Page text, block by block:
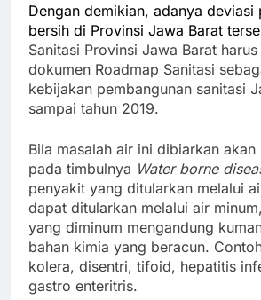
Dengan demikian, adanya deviasi
bersih di Provinsi Jawa Barat
Sanitasi Provinsi Jawa Barat
dokumen Roadmap Sanitasi
kebijakan pembangunan sanitasi
sampai tahun 2019.
Bila masalah air ini dibiarkan
pada timbulnya Water borne
penyakit yang ditularkan melalui
dapat ditularkan melalui air
yang diminum mengandung
bahan kimia yang beracun.
kolera, disentri, tifoid, hepatitis
gastro enteritris.